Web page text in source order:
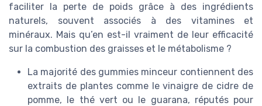
faciliter la perte de poids grâce à des ingrédients
naturels, souvent associés à des vitamines et
minéraux. Mais qu’en est-il vraiment de leur efficacité
sur la combustion des graisses et le métabolisme ?
La majorité des gummies minceur contiennent des
extraits de plantes comme le vinaigre de cidre de
pomme, le thé vert ou le guarana, réputés pour